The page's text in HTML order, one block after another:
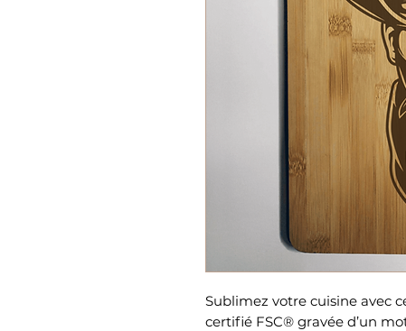
Sublimez votre cuisine avec
certifié FSC® gravée d’un